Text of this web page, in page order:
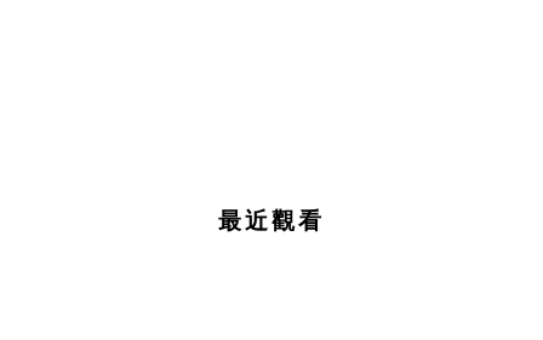
最近觀看